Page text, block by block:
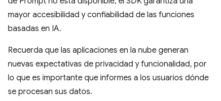
mayor accesibilidad y confiabilidad de las funciones
basadas en IA.
Recuerda que las aplicaciones en la nube generan
nuevas expectativas de privacidad y funcionalidad, por
lo que es importante que informes a los usuarios dónde
se procesan sus datos.